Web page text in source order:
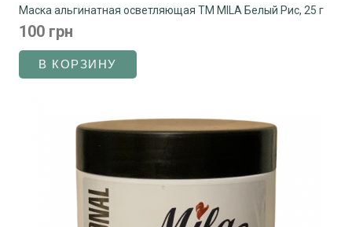
Маска альгинатная осветляющая ТМ MILA Белый Рис, 25 г
100 грн